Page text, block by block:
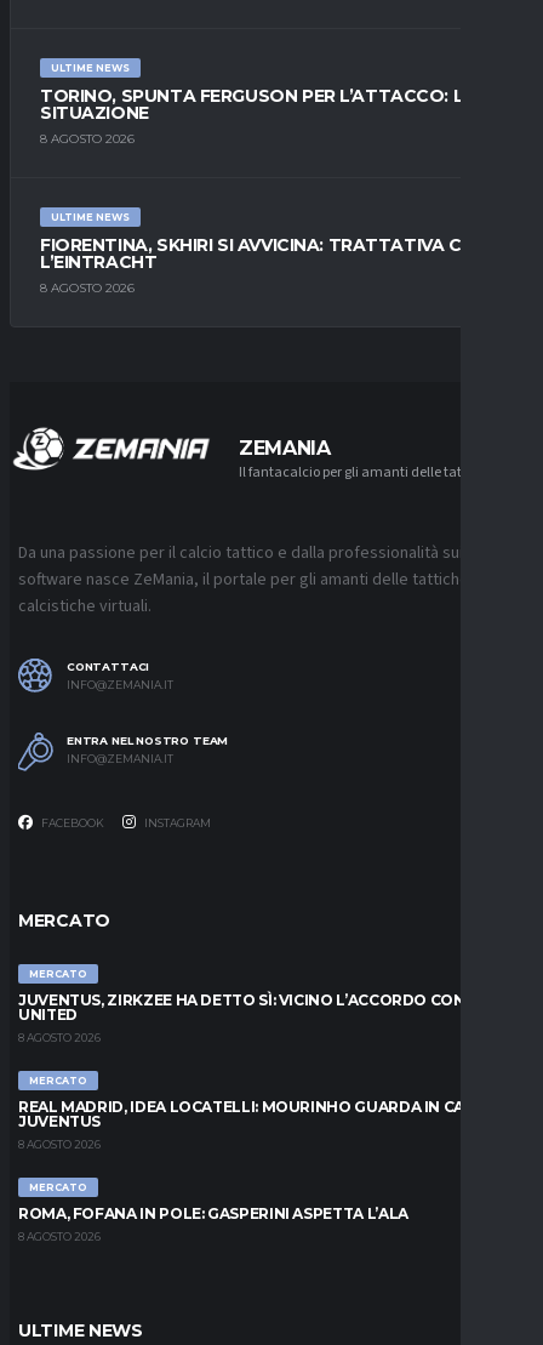
ULTIME NEWS
TORINO, SPUNTA FERGUSON PER L’ATTACCO: LA
SITUAZIONE
8 AGOSTO 2026
ULTIME NEWS
FIORENTINA, SKHIRI SI AVVICINA: TRATTATIVA CON
L’EINTRACHT
8 AGOSTO 2026
ZEMANIA
Il fantacalcio per gli amanti delle tattiche
Da una passione per il calcio tattico e dalla professionalità sui
software nasce ZeMania, il portale per gli amanti delle tattiche
calcistiche virtuali.
CONTATTACI
INFO@ZEMANIA.IT
ENTRA NEL NOSTRO TEAM
INFO@ZEMANIA.IT
FACEBOOK INSTAGRAM
MERCATO
MERCATO
JUVENTUS, ZIRKZEE HA DETTO SÌ: VICINO L’ACCORDO CON LO
UNITED
8 AGOSTO 2026
MERCATO
REAL MADRID, IDEA LOCATELLI: MOURINHO GUARDA IN CASA
JUVENTUS
8 AGOSTO 2026
MERCATO
ROMA, FOFANA IN POLE: GASPERINI ASPETTA L’ALA
8 AGOSTO 2026
ULTIME NEWS